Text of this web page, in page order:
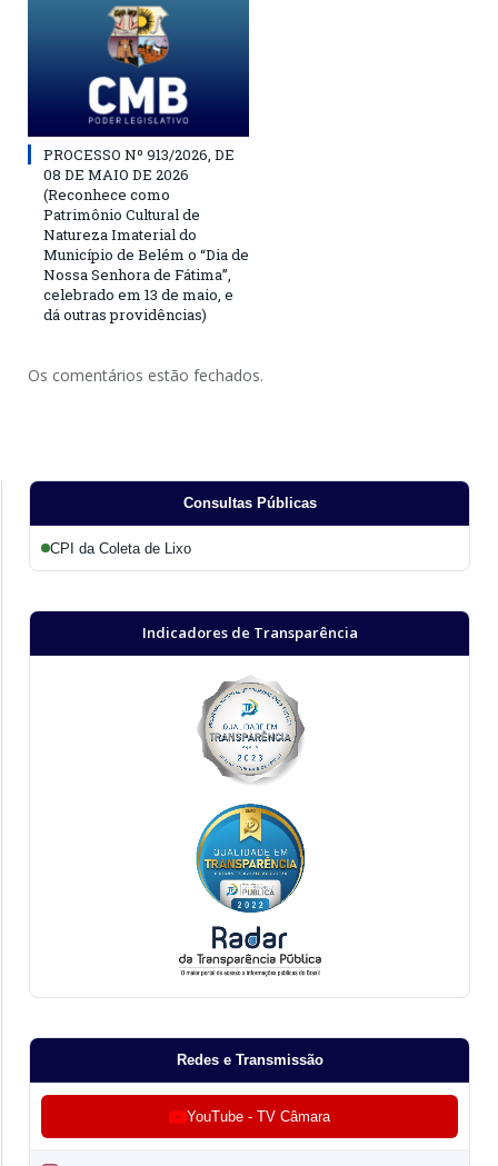
PROCESSO Nº 913/2026, DE
08 DE MAIO DE 2026
(Reconhece como
Patrimônio Cultural de
Natureza Imaterial do
Município de Belém o “Dia de
Nossa Senhora de Fátima”,
celebrado em 13 de maio, e
dá outras providências)
Os comentários estão fechados.
Consultas Públicas
CPI da Coleta de Lixo
Indicadores de Transparência
Redes e Transmissão
YouTube - TV Câmara